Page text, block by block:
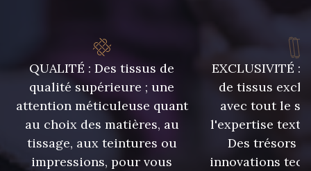
QUALITÉ : Des tissus de
qualité supérieure ; une
attention méticuleuse quant
au choix des matières, au
tissage, aux teintures ou
impressions, pour vous
EXCLUSIVITÉ :
de tissus
avec tout le
l'expertise
Des trésors
innovations